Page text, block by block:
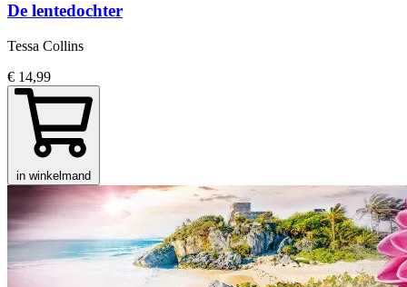
De lentedochter
Tessa Collins
€ 14,99
in winkelmand